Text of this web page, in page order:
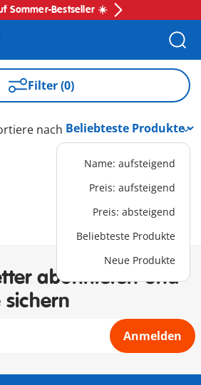
Sommer-Bestseller ☀️
Filter (0)
nach
Name: aufsteigend
Preis: aufsteigend
Preis: absteigend
Beliebteste Produkte
Neue Produkte
abonnieren und
Anmelden